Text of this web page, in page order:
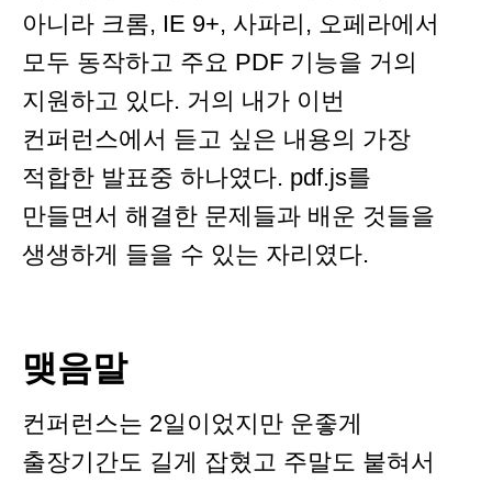
아니라 크롬, IE 9+, 사파리, 오페라에서
모두 동작하고 주요 PDF 기능을 거의
지원하고 있다. 거의 내가 이번
컨퍼런스에서 듣고 싶은 내용의 가장
적합한 발표중 하나였다. pdf.js를
만들면서 해결한 문제들과 배운 것들을
생생하게 들을 수 있는 자리였다.
맺음말
컨퍼런스는 2일이었지만 운좋게
출장기간도 길게 잡혔고 주말도 붙혀서